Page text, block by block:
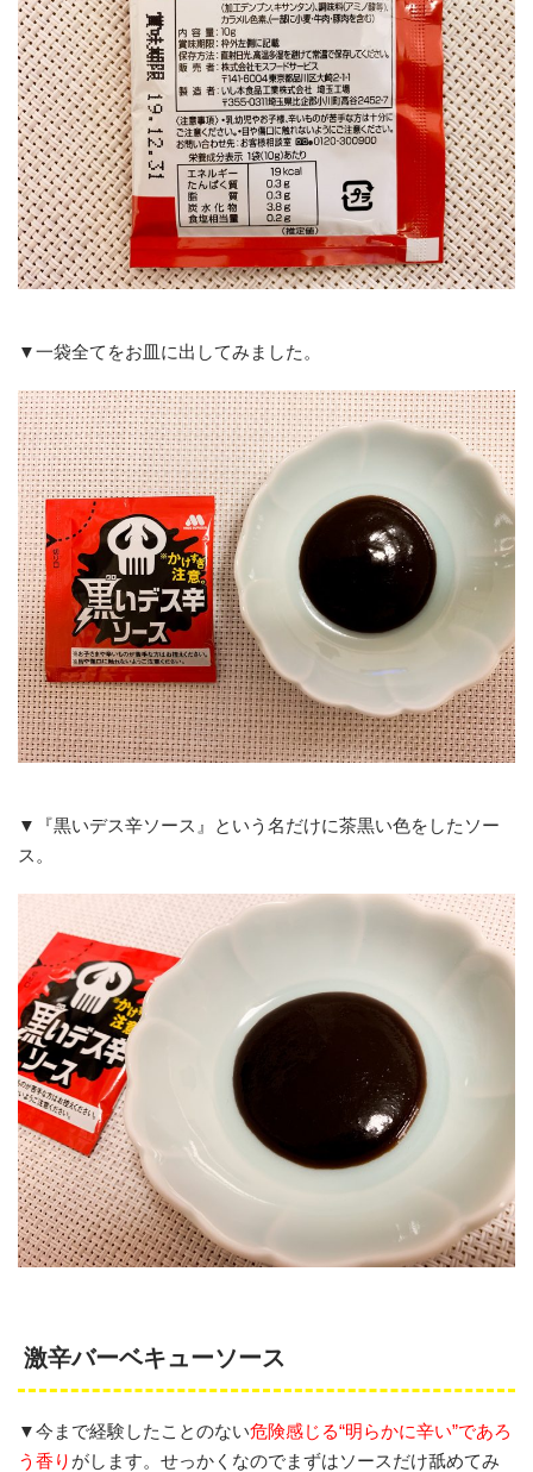
▼一袋全てをお皿に出してみました。
▼『黒いデス辛ソース』という名だけに茶黒い色をしたソー
ス。
激辛バーベキューソース
▼今まで経験したことのない危険感じる“明らかに辛い”であろ
う香り がします。せっかくなのでまずはソースだけ舐めてみ